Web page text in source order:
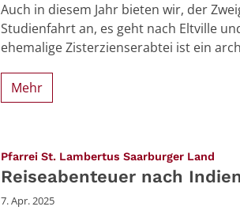
Auch in diesem Jahr bieten wir, der
Studienfahrt an, es geht nach Eltville
ehemalige Zisterzienserabtei ist ein
Mehr
Pfarrei St. Lambertus Saarburger Land:
Reiseabenteuer nach Indien
7. Apr. 2025